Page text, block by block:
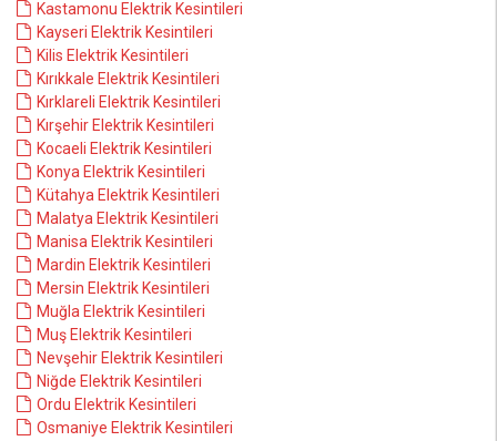
Kastamonu Elektrik Kesintileri
Kayseri Elektrik Kesintileri
Kilis Elektrik Kesintileri
Kırıkkale Elektrik Kesintileri
Kırklareli Elektrik Kesintileri
Kırşehir Elektrik Kesintileri
Kocaeli Elektrik Kesintileri
Konya Elektrik Kesintileri
Kütahya Elektrik Kesintileri
Malatya Elektrik Kesintileri
Manisa Elektrik Kesintileri
Mardin Elektrik Kesintileri
Mersin Elektrik Kesintileri
Muğla Elektrik Kesintileri
Muş Elektrik Kesintileri
Nevşehir Elektrik Kesintileri
Niğde Elektrik Kesintileri
Ordu Elektrik Kesintileri
Osmaniye Elektrik Kesintileri